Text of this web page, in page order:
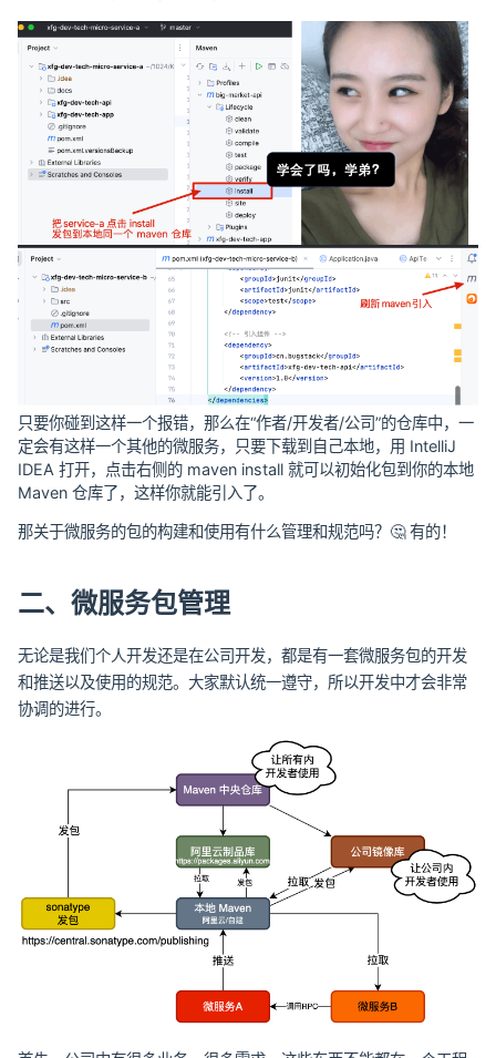
只要你碰到这样一个报错，那么在“作者/开发者/公司”的仓库中，一
定会有这样一个其他的微服务，只要下载到自己本地，用 IntelliJ
IDEA 打开，点击右侧的 maven install 就可以初始化包到你的本地
Maven 仓库了，这样你就能引入了。
那关于微服务的包的构建和使用有什么管理和规范吗？🤔 有的！
二、微服务包管理
无论是我们个人开发还是在公司开发，都是有一套微服务包的开发
和推送以及使用的规范。大家默认统一遵守，所以开发中才会非常
协调的进行。